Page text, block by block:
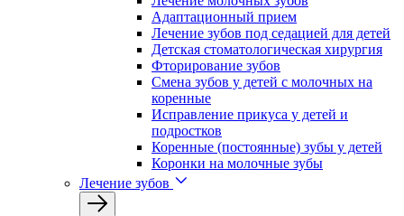
Адаптационный прием
Лечение зубов под седацией для детей
Детская стоматологическая хирургия
Фторирование зубов
Смена зубов у детей с молочных на
коренные
Исправление прикуса у детей и
подростков
Коренные (постоянные) зубы у детей
Коронки на молочные зубы
Лечение зубов